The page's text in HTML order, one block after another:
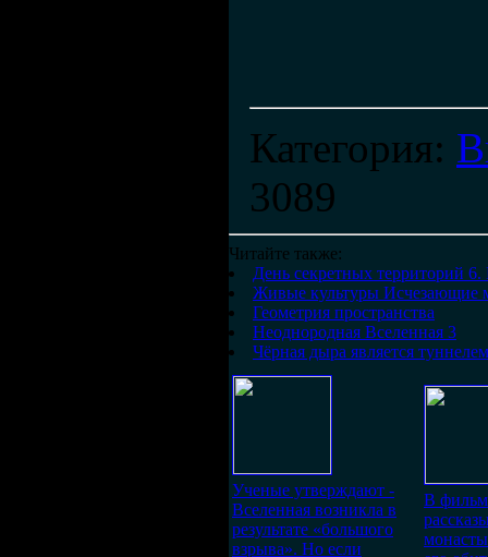
Категория:
3089
Читайте также:
День секретных территорий
Живые культуры Исчезающие
Геометрия пространства
Неоднородная Вселенная 3
Чёрная дыра является
Ученые утверждают -
Вселенная возникла в
результате «большого
взрыва». Но если
В